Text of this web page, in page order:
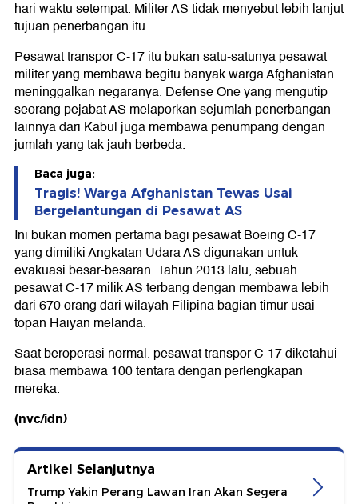
hari waktu setempat. Militer AS tidak menyebut lebih lanjut
tujuan penerbangan itu.
Pesawat transpor C-17 itu bukan satu-satunya pesawat
militer yang membawa begitu banyak warga Afghanistan
meninggalkan negaranya. Defense One yang mengutip
seorang pejabat AS melaporkan sejumlah penerbangan
lainnya dari Kabul juga membawa penumpang dengan
jumlah yang tak jauh berbeda.
Baca juga:
Tragis! Warga Afghanistan Tewas Usai
Bergelantungan di Pesawat AS
Ini bukan momen pertama bagi pesawat Boeing C-17
yang dimiliki Angkatan Udara AS digunakan untuk
evakuasi besar-besaran. Tahun 2013 lalu, sebuah
pesawat C-17 milik AS terbang dengan membawa lebih
dari 670 orang dari wilayah Filipina bagian timur usai
topan Haiyan melanda.
Saat beroperasi normal. pesawat transpor C-17 diketahui
biasa membawa 100 tentara dengan perlengkapan
mereka.
(nvc/idn)
Artikel Selanjutnya
Trump Yakin Perang Lawan Iran Akan Segera